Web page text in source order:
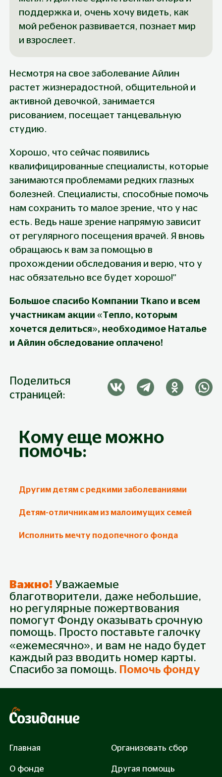
поддержка и, очень хочу видеть, как
мой ребенок развивается, познает мир
и взрослеет.
Несмотря на свое заболевание Айлин
растет жизнерадостной, общительной и
активной девочкой, занимается
рисованием, посещает танцевальную
студию.
Хорошо, что сейчас появились
квалифицированные специалисты, которые
занимаются проблемами редких глазных
болезней. Специалисты, способные помочь
нам сохранить то малое зрение, что у нас
есть. Ведь наше зрение напрямую зависит
от регулярного посещения врачей. Я вновь
обращаюсь к вам за помощью в
прохождении обследования и верю, что у
нас обязательно все будет хорошо!"
Большое спасибо Компании Tkano и всем
участникам акции «Тепло, которым
хочется делиться», необходимое Наталье
и Айлин обследование оплачено!
Поделиться
страницей:
Кому еще можно
помочь:
Другим детям с редкими заболеваниями
Детям-отличникам из малоимущих семей
Исполнить мечту подопечного фонда
Пожертвование
Собрано0 Будьте первым! Из71 400
3 000 руб.
Закрыть сбор: 71400 руб.
Важно! Уважаемые
благотворители, даже небольшие,
но регулярные пожертвования
помогут Фонду оказывать срочную
помощь. Просто поставьте галочку
«ежемесячно», и вам не надо будет
каждый раз вводить номер карты.
Спасибо за помощь. Помочь фонду
Главная
О фонде
Организовать сбор
Другая помощь